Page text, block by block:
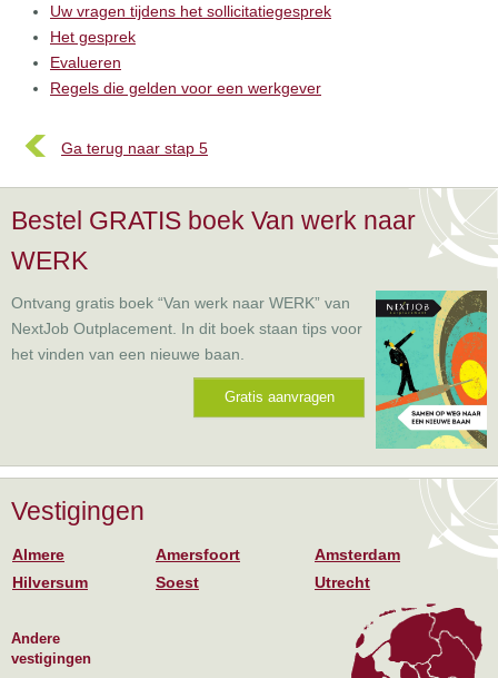
Uw vragen tijdens het sollicitatiegesprek
Het gesprek
Evalueren
Regels die gelden voor een werkgever
Ga terug naar stap 5
Bestel GRATIS boek Van werk naar
WERK
Ontvang gratis boek “Van werk naar WERK” van
NextJob Outplacement. In dit boek staan tips voor
het vinden van een nieuwe baan.
Gratis aanvragen
Vestigingen
Almere Amersfoort
Amsterdam
Hilversum
Soest Utrecht
Andere
vestigingen